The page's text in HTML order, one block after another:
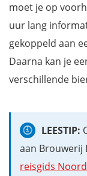
moet je op
uur lang
gekoppeld aan
Daarna kan je
verschillende
LEESTIP:
aan Brouwerij
reisgids